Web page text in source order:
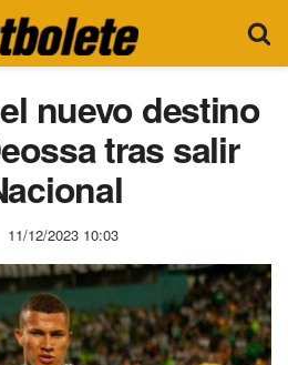
nuevo destino
tras salir
11/12/2023 10:03